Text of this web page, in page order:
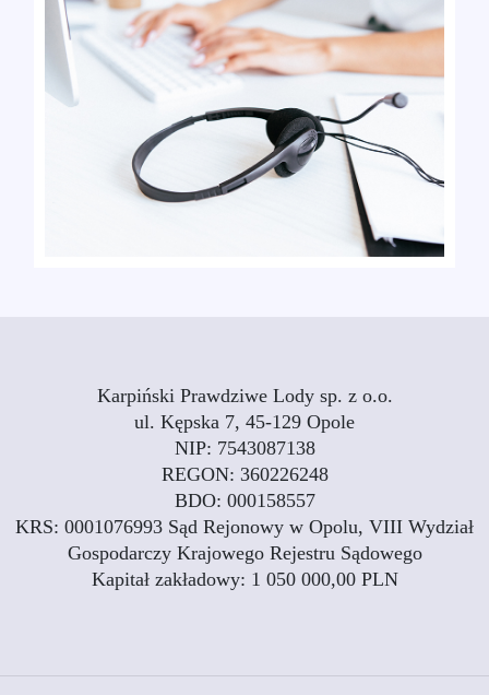
Karpiński Prawdziwe Lody sp. z o.o.
ul. Kępska 7, 45-129 Opole
NIP: 7543087138
REGON: 360226248
BDO: 000158557
KRS: 0001076993 Sąd Rejonowy w Opolu, VIII Wydział
Gospodarczy Krajowego Rejestru Sądowego
Kapitał zakładowy: 1 050 000,00 PLN